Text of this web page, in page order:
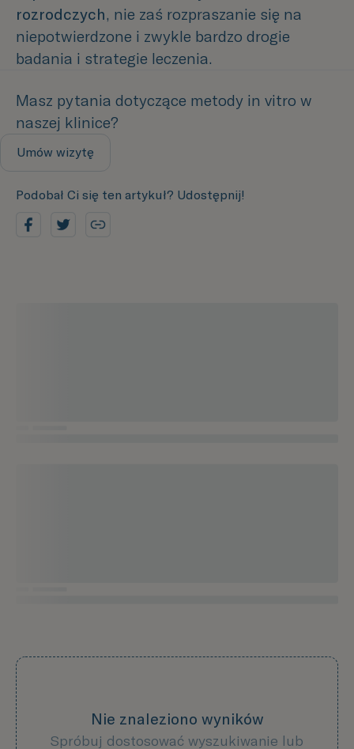
rozrodczych, nie zaś rozpraszanie się na
niepotwierdzone i zwykle bardzo drogie
badania i strategie leczenia.
Masz pytania dotyczące metody in vitro w
naszej klinice?
Umów wizytę
Podobał Ci się ten artykuł? Udostępnij!
Nie znaleziono wyników
Spróbuj dostosować wyszukiwanie lub